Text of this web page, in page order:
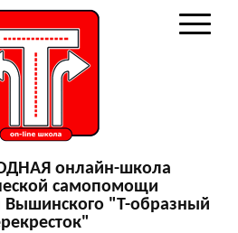
онлайн-школа
самопомощи
Вышинского "Т-образный